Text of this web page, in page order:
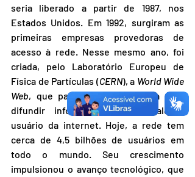
seria liberado a partir de 1987, nos
Estados Unidos. Em 1992, surgiram as
primeiras empresas provedoras de
acesso à rede. Nesse mesmo ano, foi
criada, pelo Laboratório Europeu de
Física de Partículas (CERN), a World Wide
Web, que passou a ser utilizada para
difundir informações para qualquer
usuário da internet. Hoje, a rede tem
cerca de 4,5 bilhões de usuários em
todo o mundo. Seu crescimento
impulsionou o avanço tecnológico, que